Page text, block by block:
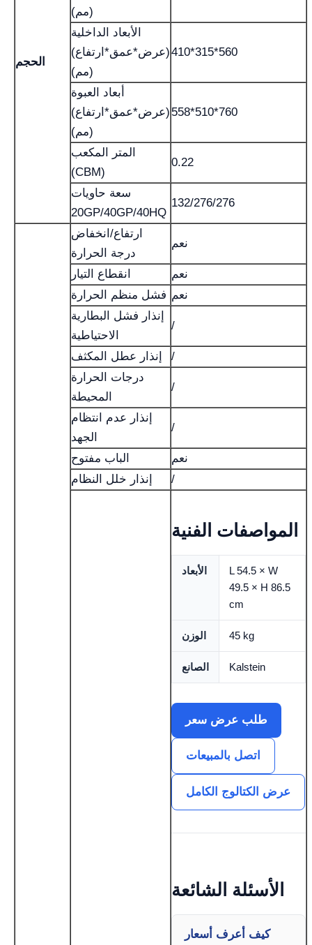
الحجم
(مم)
الأبعاد الداخلية
(عرض*عمق*ارتفاع)
(مم)
410*315*560
أبعاد العبوة
(عرض*عمق*ارتفاع)
(مم)
558*510*760
المتر المكعب
(CBM)
0.22
سعة حاويات
20GP/40GP/40HQ
132/276/276
ارتفاع/انخفاض
درجة الحرارة
نعم
انقطاع التيار
نعم
فشل منظم الحرارة نعم
إنذار فشل البطارية
الاحتياطية
/
إنذار عطل المكثف
/
درجات الحرارة
المحيطة
/
إنذار عدم انتظام
الجهد
/
الباب مفتوح
نعم
إنذار خلل النظام
/
المواصفات الفنية
الأبعاد
L 54.5 × W
49.5 × H 86.5
cm
الوزن 45 kg
الصانع Kalstein
طلب عرض سعر
اتصل بالمبيعات
عرض الكتالوج الكامل
الأسئلة الشائعة
كيف أعرف أسعار